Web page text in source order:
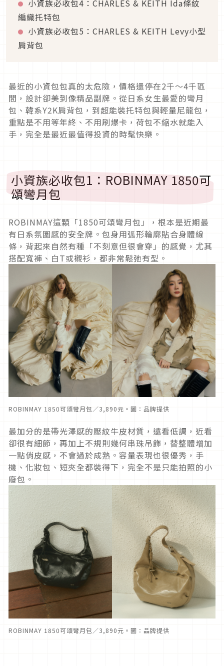
小資族必收包4：CHARLES & KEITH Ida條紋
編織托特包
小資族必收包5：CHARLES & KEITH Levy小型
肩背包
最近的小資包包真的太危險，價格還停在2千～4千區
間，設計卻美到像精品副牌。從日系女生最愛的彎月
包、韓系Y2K肩背包，到超能裝托特包與輕量尼龍包，
重點是不用等年終、不用刷爆卡，荷包不縮水就能入
手，完全是最近最值得投資的時髦快樂。
小資族必收包1：ROBINMAY 1850可
頌彎月包
ROBINMAY這顆「1850可頌彎月包」，根本是近期最
有日系氛圍感的安全牌。包身用弧形輪廓貼合身體線
條，背起來自然有種「不刻意但很會穿」的感覺，尤其
搭配寬褲、白T或襯衫，都非常鬆弛有型。
ROBINMAY 1850可頌彎月包／3,890元。圖：品牌提供
最加分的是帶光澤感的壓紋牛皮材質，遠看低調，近看
卻很有細節，再加上不規則幾何串珠吊飾，替整體增加
一點俏皮感，不會過於成熟。容量表現也很優秀，手
機、化妝包、短夾全都裝得下，完全不是只能拍照的小
廢包。
ROBINMAY 1850可頌彎月包／3,890元。圖：品牌提供